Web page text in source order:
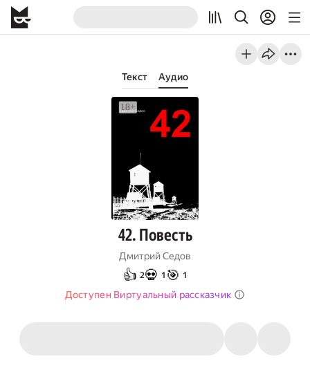
Текст Аудио
42. Повесть
Дмитрий Седов
👍 2💀 1 🎯 1
Доступен Виртуальный рассказчик